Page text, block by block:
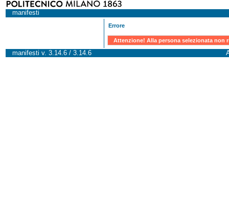
manifesti
Errore
Attenzione! Alla persona selezionata non
manifesti v. 3.14.6 / 3.14.6